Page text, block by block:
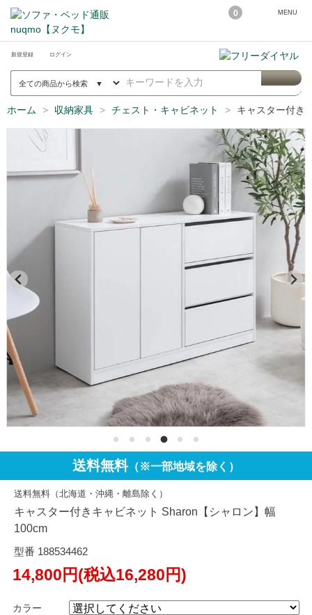
0 MENU
新規登録 ログイン
ホーム 収納家具 チェスト・キャビネット キャスター付き
送料無料（※一部地域を除く）
送料無料（北海道・沖縄・離島除く）
キャスター付きキャビネット Sharon【シャロン】幅
100cm
型番 188534462
14,800円(税込16,280円)
カラー